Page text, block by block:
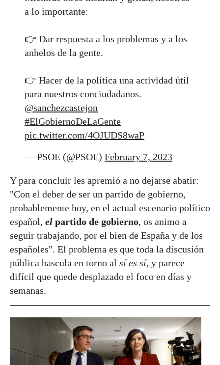
a lo importante:
👉 Dar respuesta a los problemas y a los
anhelos de la gente.
👉 Hacer de la política una actividad útil
para nuestros conciudadanos.
@sanchezcastejon
#ElGobiernoDeLaGente
pic.twitter.com/4OJUDS8waP
— PSOE (@PSOE) February 7, 2023
Y para concluir les apremió a no dejarse abatir:
"Con el deber de ser un partido de gobierno,
probablemente hoy, en el actual escenario político
español, el partido de gobierno, os animo a
seguir trabajando, por el bien de España y de los
españoles". El problema es que toda la discusión
pública bascula en torno al sí es sí, y parece
difícil que quede desplazado el foco en días y
semanas.